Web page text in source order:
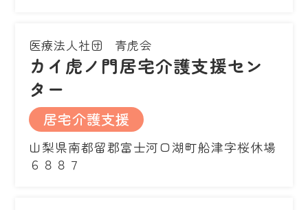
医療法人社団 青虎会
カイ虎ノ門居宅介護支援セン
ター
居宅介護支援
山梨県南都留郡富士河口湖町船津字桜休場
６８８７